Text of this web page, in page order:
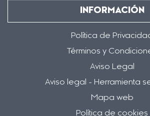
INFORMACIÓN
Política de
Términos y
Aviso Legal
Aviso legal - Herramienta
Mapa web
Política de cookies